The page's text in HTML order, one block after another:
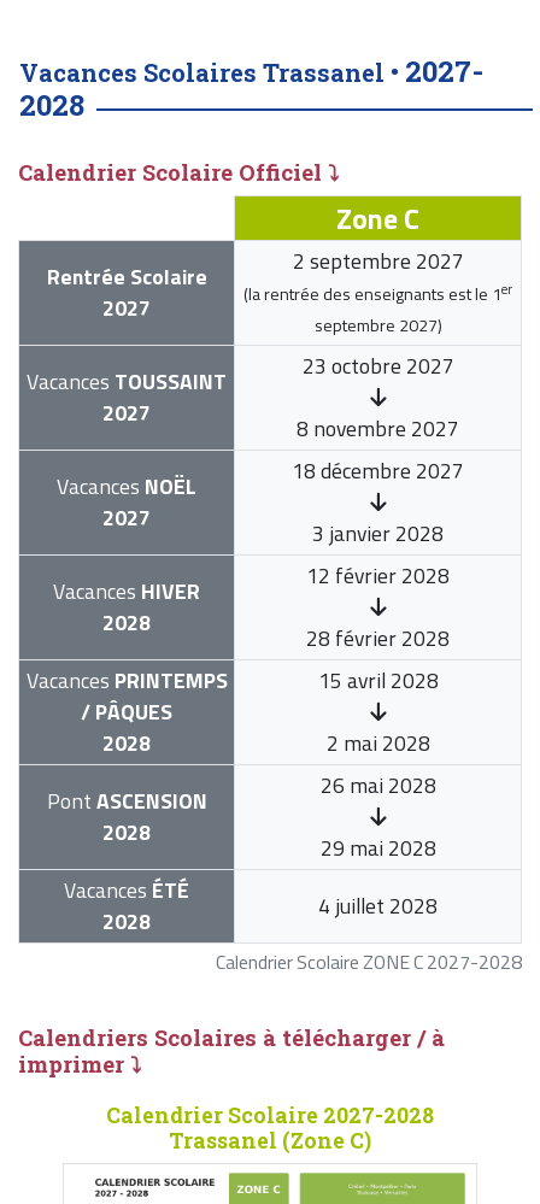
Vacances Scolaires Trassanel • 2027-
2028
Calendrier Scolaire Officiel ⤵
Calendrier Scolaire ZONE C 2027-2028
Zone C
Rentrée Scolaire
2027
2 septembre 2027
(la rentrée des enseignants est le 1er
septembre 2027)
Vacances TOUSSAINT
2027
23 octobre 2027
8 novembre 2027
Vacances NOËL
2027
18 décembre 2027
3 janvier 2028
Vacances HIVER
2028
12 février 2028
28 février 2028
Vacances PRINTEMPS
/ PÂQUES
2028
15 avril 2028
2 mai 2028
PontASCENSION
2028
26 mai 2028
29 mai 2028
Vacances ÉTÉ
2028
4 juillet 2028
Calendriers Scolaires à télécharger / à
imprimer ⤵
Calendrier Scolaire 2027-2028
Trassanel (Zone C)